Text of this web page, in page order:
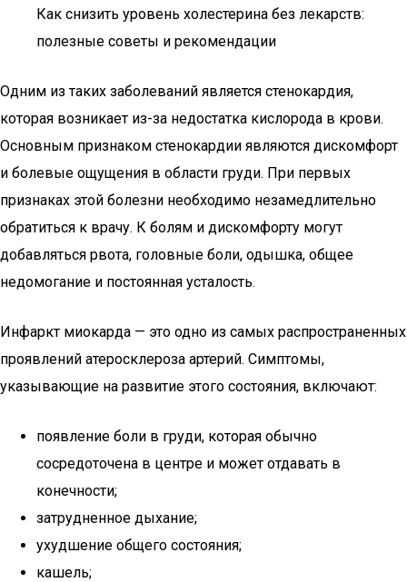
Как снизить уровень холестерина без лекарств:
полезные советы и рекомендации
Одним из таких заболеваний является стенокардия,
которая возникает из-за недостатка кислорода в крови.
Основным признаком стенокардии являются дискомфорт
и болевые ощущения в области груди. При первых
признаках этой болезни необходимо незамедлительно
обратиться к врачу. К болям и дискомфорту могут
добавляться рвота, головные боли, одышка, общее
недомогание и постоянная усталость.
Инфаркт миокарда — это одно из самых распространенных
проявлений атеросклероза артерий. Симптомы,
указывающие на развитие этого состояния, включают:
появление боли в груди, которая обычно
сосредоточена в центре и может отдавать в
конечности;
затрудненное дыхание;
ухудшение общего состояния;
кашель;